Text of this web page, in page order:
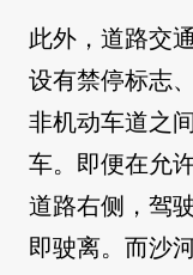
此外，道路交
设有禁停标志
非机动车道之
车。即便在允
道路右侧，驾
即驶离。而沙